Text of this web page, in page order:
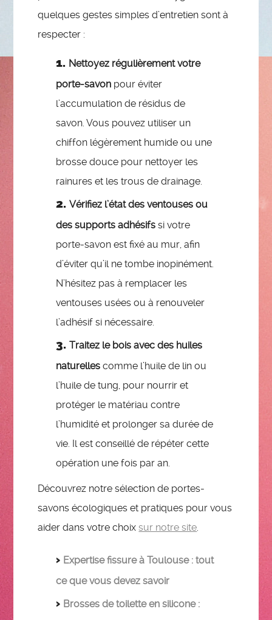
quelques gestes simples d’entretien sont à
respecter :
Nettoyez régulièrement votre
porte-savon pour éviter
l’accumulation de résidus de
savon. Vous pouvez utiliser un
chiffon légèrement humide ou une
brosse douce pour nettoyer les
rainures et les trous de drainage.
Vérifiez l’état des ventouses ou
des supports adhésifs si votre
porte-savon est fixé au mur, afin
d’éviter qu’il ne tombe inopinément.
N’hésitez pas à remplacer les
ventouses usées ou à renouveler
l’adhésif si nécessaire.
Traitez le bois avec des huiles
naturelles comme l’huile de lin ou
l’huile de tung, pour nourrir et
protéger le matériau contre
l’humidité et prolonger sa durée de
vie. Il est conseillé de répéter cette
opération une fois par an.
Découvrez notre sélection de portes-
savons écologiques et pratiques pour vous
aider dans votre choixsur notre site.
Expertise fissure à Toulouse : tout
ce que vous devez savoir
Brosses de toilette en silicone :